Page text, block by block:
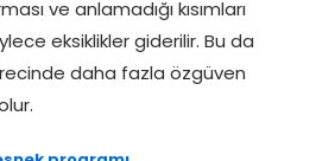
ve anlamadığı kısımları
eksiklikler giderilir. Bu da
daha fazla özgüven